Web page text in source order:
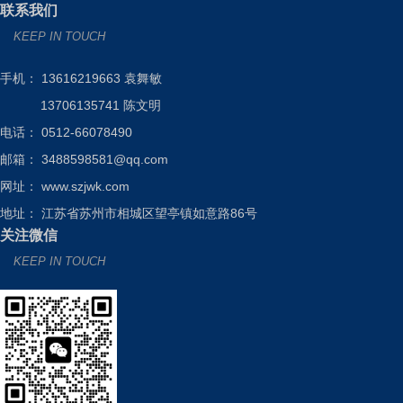
联系我们
KEEP IN TOUCH
手机： 13616219663 袁舞敏
13706135741 陈文明
电话： 0512-66078490
邮箱： 3488598581@qq.com
网址： www.szjwk.com
地址： 江苏省苏州市相城区望亭镇如意路86号
关注微信
KEEP IN TOUCH